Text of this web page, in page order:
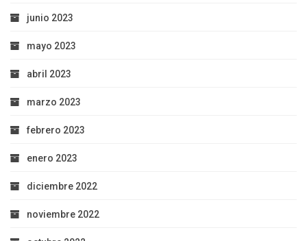
junio 2023
mayo 2023
abril 2023
marzo 2023
febrero 2023
enero 2023
diciembre 2022
noviembre 2022